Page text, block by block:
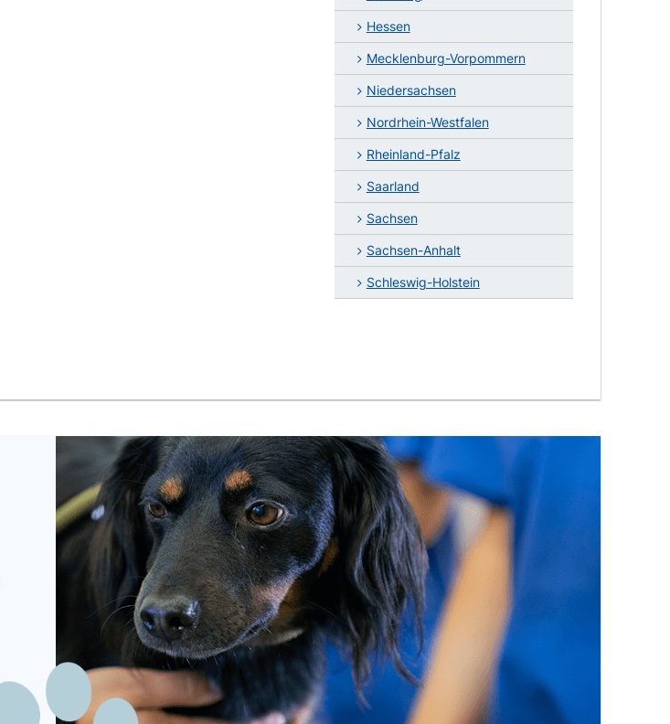
Hessen
Mecklenburg-Vorpommern
Niedersachsen
Nordrhein-Westfalen
Rheinland-Pfalz
Saarland
Sachsen
Sachsen-Anhalt
Schleswig-Holstein